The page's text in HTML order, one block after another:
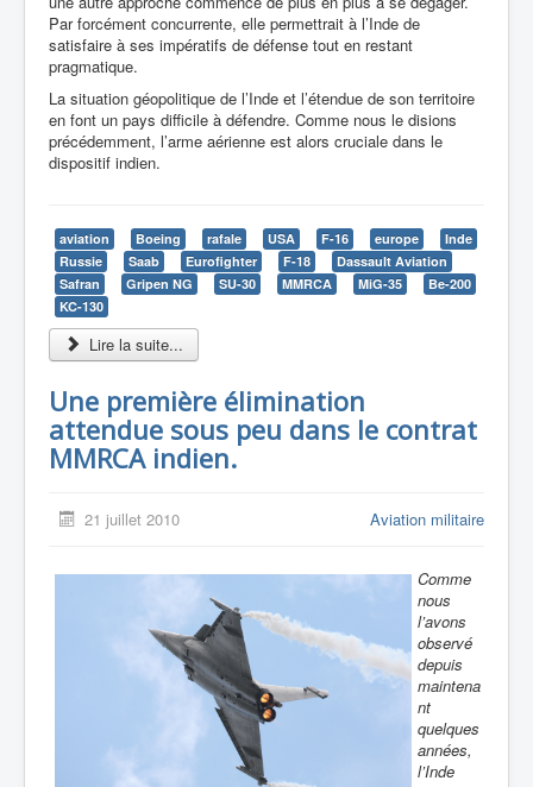
Par forcément concurrente, elle permettrait à l’Inde de
satisfaire à ses impératifs de défense tout en restant
pragmatique.
La situation géopolitique de l’Inde et l’étendue de son territoire
en font un pays difficile à défendre. Comme nous le disions
précédemment, l’arme aérienne est alors cruciale dans le
dispositif indien.
aviation Boeing rafale USA F-16 europe
Inde
Russie
Saab Eurofighter F-18
Dassault Aviation
Safran
Gripen NG SU-30 MMRCA MiG-35
Be-200
KC-130
Lire la suite...
Une première élimination
attendue sous peu dans le contrat
MMRCA indien.
21 juillet 2010 Aviation militaire
Comme
nous
l’avons
observé
depuis
maintena
nt
quelques
années,
l’Inde